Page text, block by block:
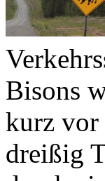
Bisons
kurz vor
dreißig
durch